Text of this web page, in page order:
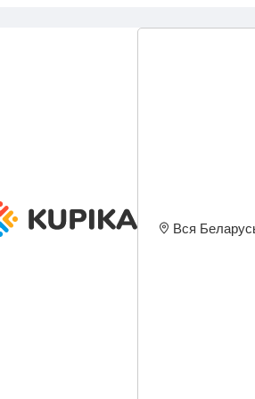
Вся